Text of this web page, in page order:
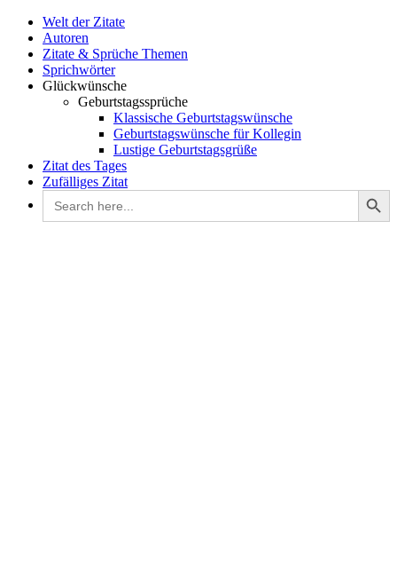
Welt der Zitate
Autoren
Zitate & Sprüche Themen
Sprichwörter
Glückwünsche
Geburtstagssprüche
Klassische Geburtstagswünsche
Geburtstagswünsche für Kollegin
Lustige Geburtstagsgrüße
Zitat des Tages
Zufälliges Zitat
Search
for:
Search Button